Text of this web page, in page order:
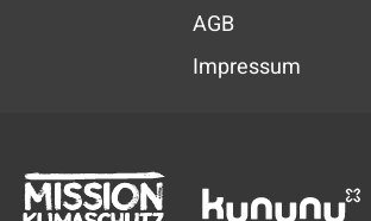
AGB
Impressum